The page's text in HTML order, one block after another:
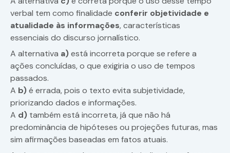
verbal tem como finalidade conferir objetividade e
atualidade às informações, características
essenciais do discurso jornalístico.
A alternativa a)está incorreta porque se refere a
ações concluídas, o que exigiria o uso de tempos
passados.
A b)é errada, pois o texto evita subjetividade,
priorizando dados e informações.
A d) também está incorreta, já que não há
predominância de hipóteses ou projeções futuras, mas
sim afirmações baseadas em fatos atuais.